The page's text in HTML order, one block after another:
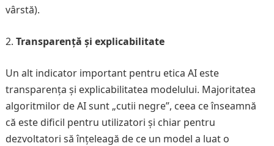
vârstă).
Transparență și explicabilitate
Un alt indicator important pentru etica AI este
transparența și explicabilitatea modelului. Majoritatea
algoritmilor de AI sunt „cutii negre”, ceea ce înseamnă
că este dificil pentru utilizatori și chiar pentru
dezvoltatori să înțeleagă de ce un model a luat o